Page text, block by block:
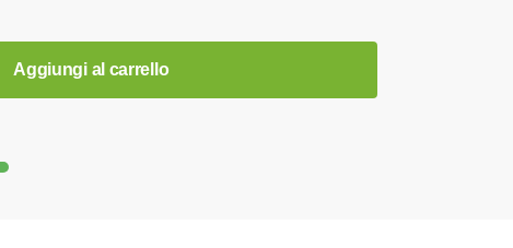
Aggiungi al carrello